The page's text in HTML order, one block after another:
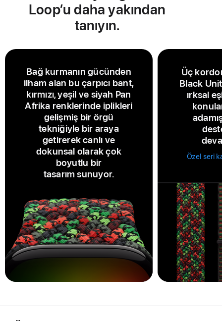
Loop’u daha yakından
tanıyın.
Bağ kurmanın gücünden
ilham alan bu çarpıcı bant,
kırmızı, yeşil ve siyah Pan
Afrika renklerinde iplikleri
gelişmiş bir örgü
tekniğiyle bir araya
getirerek canlı ve
dokunsal olarak çok
boyutlu bir
tasarım sunuyor.
Üç
Black
ırksal
Özel seri